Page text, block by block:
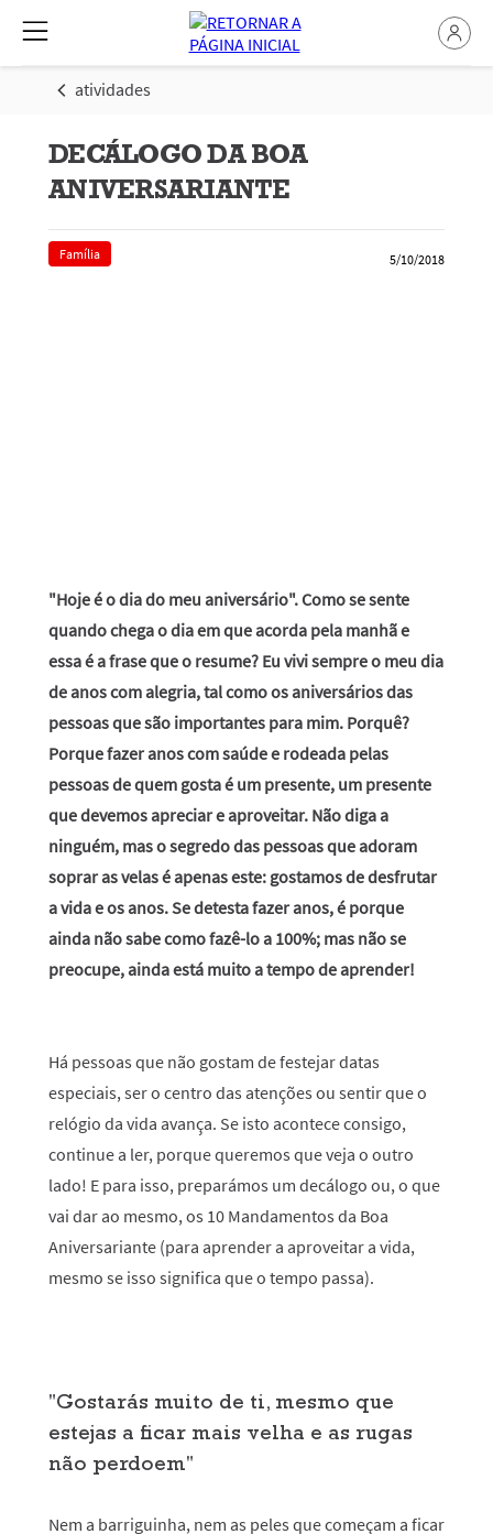
atividades
DECÁLOGO DA BOA
ANIVERSARIANTE
Família 5/10/2018
"Hoje é o dia do meu aniversário". Como se sente
quando chega o dia em que acorda pela manhã e
essa é a frase que o resume? Eu vivi sempre o meu dia
de anos com alegria, tal como os aniversários das
pessoas que são importantes para mim. Porquê?
Porque fazer anos com saúde e rodeada pelas
pessoas de quem gosta é um presente, um presente
que devemos apreciar e aproveitar. Não diga a
ninguém, mas o segredo das pessoas que adoram
soprar as velas é apenas este: gostamos de desfrutar
a vida e os anos. Se detesta fazer anos, é porque
ainda não sabe como fazê-lo a 100%; mas não se
preocupe, ainda está muito a tempo de aprender!
Há pessoas que não gostam de festejar datas
especiais, ser o centro das atenções ou sentir que o
relógio da vida avança. Se isto acontece consigo,
continue a ler, porque queremos que veja o outro
lado! E para isso, preparámos um decálogo ou, o que
vai dar ao mesmo, os 10 Mandamentos da Boa
Aniversariante (para aprender a aproveitar a vida,
mesmo se isso significa que o tempo passa).
"Gostarás muito de ti, mesmo que
estejas a ficar mais velha e as rugas
não perdoem"
Nem a barriguinha, nem as peles que começam a ficar